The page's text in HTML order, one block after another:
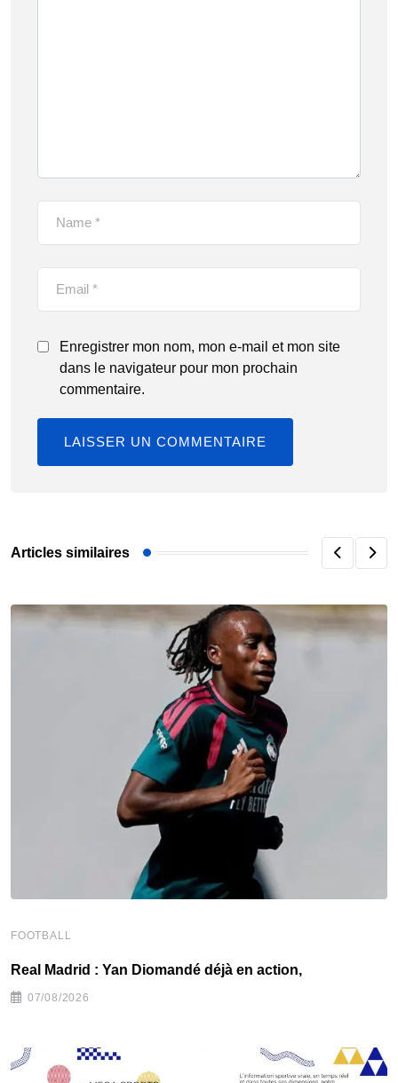
Enregistrer mon nom, mon e-mail et mon site
dans le navigateur pour mon prochain
commentaire.
Articles similaires
FOOTBALL
Real Madrid : Yan Diomandé déjà en action,
07/08/2026